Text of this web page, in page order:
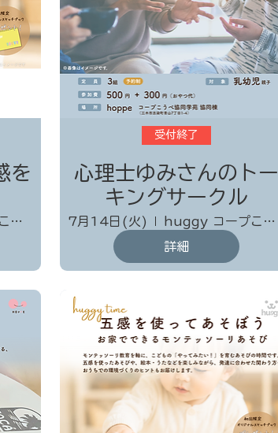
を
huggy コープこうべ協同学苑 協同棟
受付終了
心理士ゆみさんのトー
キングサークル
7月14日(火)
huggy コープこうべ協同学苑 協同棟
詳細